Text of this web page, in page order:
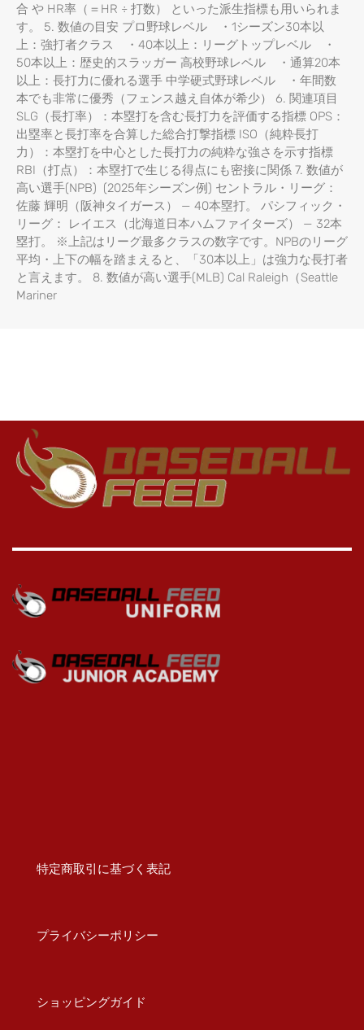
合 や HR率（＝HR ÷ 打数） といった派生指標も用いられま
す。 5. 数値の目安 プロ野球レベル ・1シーズン30本以
上：強打者クラス ・40本以上：リーグトップレベル ・
50本以上：歴史的スラッガー 高校野球レベル ・通算20本
以上：長打力に優れる選手 中学硬式野球レベル ・年間数
本でも非常に優秀（フェンス越え自体が希少） 6. 関連項目
SLG（長打率）：本塁打を含む長打力を評価する指標 OPS：
出塁率と長打率を合算した総合打撃指標 ISO（純粋長打
力）：本塁打を中心とした長打力の純粋な強さを示す指標
RBI（打点）：本塁打で生じる得点にも密接に関係 7. 数値が
高い選手(NPB) (2025年シーズン例) セントラル・リーグ：
佐藤 輝明（阪神タイガース） — 40本塁打。 パシフィック・
リーグ： レイエス（北海道日本ハムファイターズ） — 32本
塁打。 ※上記はリーグ最多クラスの数字です。NPBのリーグ
平均・上下の幅を踏まえると、「30本以上」は強力な長打者
と言えます。 8. 数値が高い選手(MLB) Cal Raleigh（Seattle
Mariner
特定商取引に基づく表記
プライバシーポリシー
ショッピングガイド